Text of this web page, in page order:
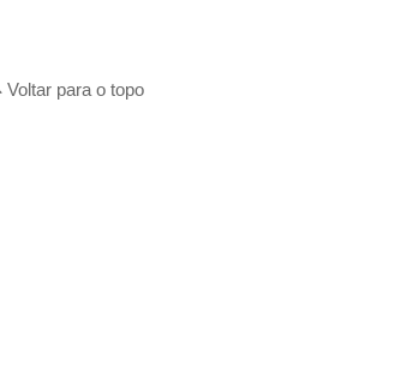
Voltar para o topo